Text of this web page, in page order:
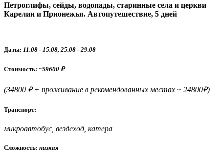
Петроглифы, сейды, водопады, старинные села и церкви
Карелии и Прионежья. Автопутешествие, 5 дней
Даты: 11.08 - 15.08, 25.08 - 29.08
Стоимость: ~59600 ₽
(34800 ₽ + проживание в рекомендованных местах ~ 24800₽)
Транспорт:
микроавтобус, вездеход, катера
Сложность: низкая